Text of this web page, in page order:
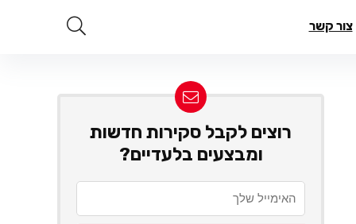
צור קשר
רוצים לקבל סקירות חדשות
ומבצעים בלעדיים?